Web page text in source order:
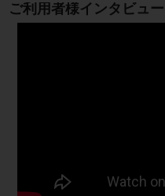
ご利用者様インタビュー